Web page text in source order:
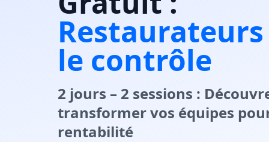
Restaurateurs
le contrôle
2 jours – 2 sessions :
transformer vos équipes
rentabilité